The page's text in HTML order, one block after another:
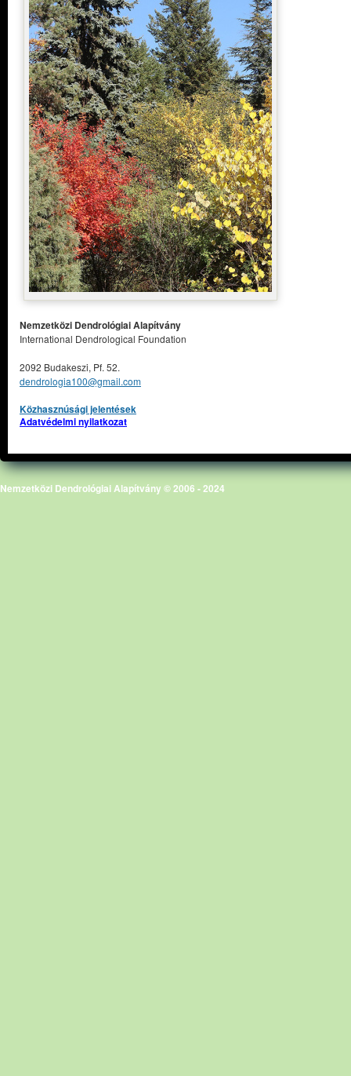
Nemzetközi Dendrológiai Alapítvány
International Dendrological Foundation
2092 Budakeszi, Pf. 52.
dendrologia100@gmail.com
Közhasznúsági jelentések
Adatvédelmi nyilatkozat
Nemzetközi Dendrológiai Alapítvány © 2006 - 2024